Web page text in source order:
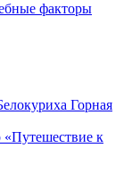
факторы
Горная
«Путешествие к